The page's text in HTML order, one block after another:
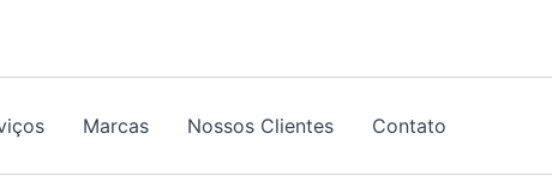
Marcas Nossos Clientes Contato